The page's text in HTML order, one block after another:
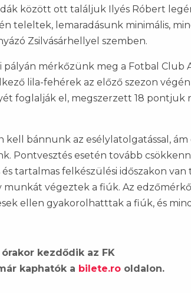
között ott találjuk Ilyés Róbert
teleltek, lemaradásunk minimális,
Zsilvásárhellyel szemben.
pályán mérkőzünk meg a Fotbal Club
lila-fehérek az előző szezon
foglalják el, megszerzett 18 pontjuk
bánnunk az esélylatolgatással, ám
Pontvesztés esetén tovább
tartalmas felkészülési időszakon van
végeztek a fiúk. Az
ellen gyakorolhatttak a fiúk, és
kezdődik az FK
kaphatók a bilete.ro oldalon.